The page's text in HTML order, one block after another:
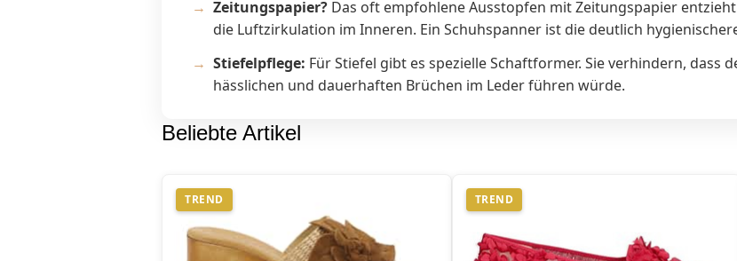
Zeitungspapier? Das oft empfohlene Ausstopfen mit Zeitungspapier
die Luftzirkulation im Inneren. Ein Schuhspanner ist die deutlich
Stiefelpflege: Für Stiefel gibt es spezielle Schaftformer. Sie verhindern, dass
hässlichen und dauerhaften Brüchen im Leder führen würde.
Beliebte Artikel
TREND TREND